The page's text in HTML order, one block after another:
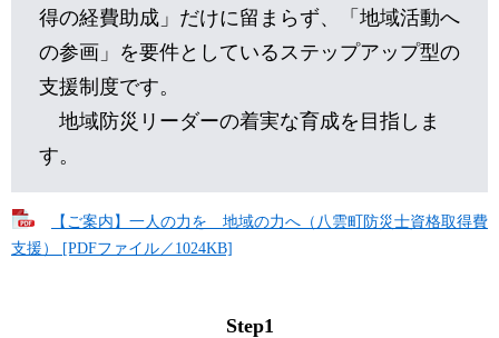
得の経費助成」だけに留まらず、「地域活動へ
の参画」を要件としているステップアップ型の
支援制度です。
地域防災リーダーの着実な育成を目指しま
す。​
【ご案内】一人の力を 地域の力へ（八雲町防災士資格取得費
支援） [PDFファイル／1024KB]
Step1